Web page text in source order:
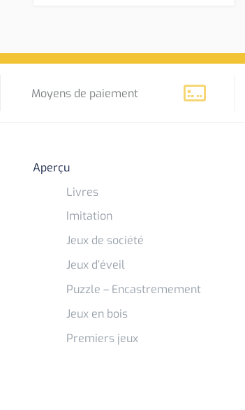
Moyens de paiement
Aperçu
Livres
Imitation
Jeux de société
Jeux d’éveil
Puzzle – Encastremement
Jeux en bois
Premiers jeux